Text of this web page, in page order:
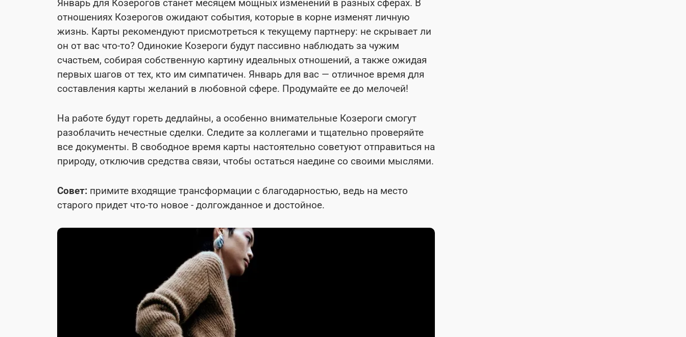
Январь для Козерогов станет месяцем мощных изменений в разных сферах. В
отношениях Козерогов ожидают события, которые в корне изменят личную
жизнь. Карты рекомендуют присмотреться к текущему партнеру: не скрывает ли
он от вас что-то? Одинокие Козероги будут пассивно наблюдать за чужим
счастьем, собирая собственную картину идеальных отношений, а также ожидая
первых шагов от тех, кто им симпатичен. Январь для вас — отличное время для
составления карты желаний в любовной сфере. Продумайте ее до мелочей!
На работе будут гореть дедлайны, а особенно внимательные Козероги смогут
разоблачить нечестные сделки. Следите за коллегами и тщательно проверяйте
все документы. В свободное время карты настоятельно советуют отправиться на
природу, отключив средства связи, чтобы остаться наедине со своими мыслями.
Совет: примите входящие трансформации с благодарностью, ведь на место
старого придет что-то новое - долгожданное и достойное.